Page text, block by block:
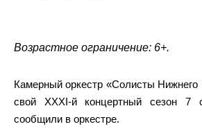
Возрастное ограничение: 6+.
Камерный оркестр «Солисты Нижнего
свой XXXI-й концертный сезон 7
сообщили в оркестре.